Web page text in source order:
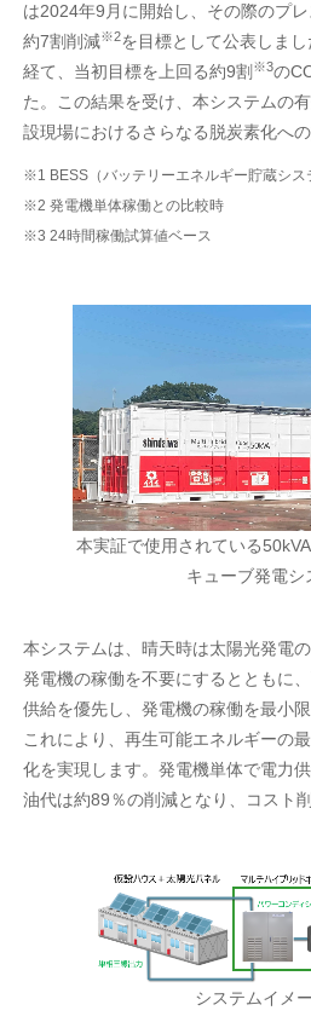
は2024年9月に開始し、その際のプ
約7割削減※2を目標として公表しま
経て、当初目標を上回る約9割 ※3の
た。この結果を受け、本システムの
設現場におけるさらなる脱炭素化へ
※1 BESS（バッテリーエネルギー貯蔵シス
※2 発電機単体稼働との比較時
※3 24時間稼働試算値ベース
本実証で使用されている
キューブ発電シ
本システムは、晴天時は太陽光発電
発電機の稼働を不要にするとともに
供給を優先し、発電機の稼働を最小
これにより、再生可能エネルギーの
化を実現します。発電機単体で電力
油代は約89％の削減となり、コスト
システムイメ